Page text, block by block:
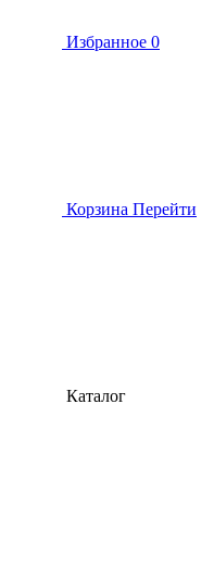
Избранное 0
Корзина Перейти
Каталог